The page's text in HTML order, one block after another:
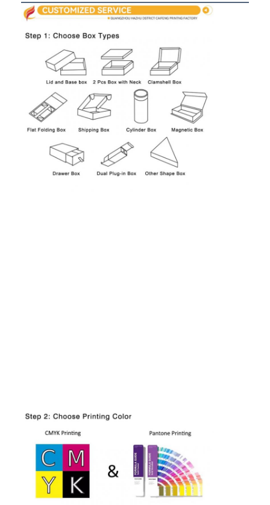
opvouwbare papieren doos
toonbank
Kleinschappen voor de winkel
Kleefkleefmerk
Gezichtsmasker Verpakkende Zak
Aanpassing van de brochure
Gepersonaliseerd rood pakket